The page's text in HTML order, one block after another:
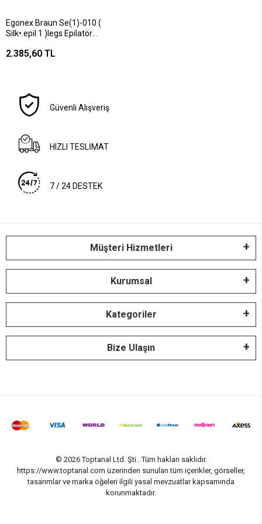
Egonex Braun Se(1)-010 (
Silk•.epil 1 )legs Epilatör
2.385,60 TL
Güvenli Alışveriş
HIZLI TESLİMAT
7 / 24 DESTEK
Müşteri Hizmetleri
Kurumsal
Kategoriler
Bize Ulaşın
© 2026 Toptanal Ltd. Şti.. Tüm hakları saklıdır.
https://www.toptanal.com üzerinden sunulan tüm içerikler, görseller,
tasarımlar ve marka öğeleri ilgili yasal mevzuatlar kapsamında
korunmaktadır.